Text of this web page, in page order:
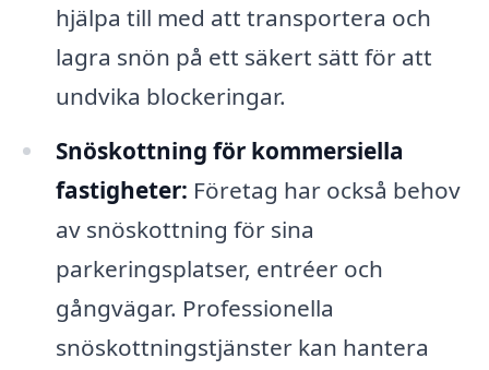
hjälpa till med att transportera och
lagra snön på ett säkert sätt för att
undvika blockeringar.
Snöskottning för kommersiella
fastigheter: Företag har också behov
av snöskottning för sina
parkeringsplatser, entréer och
gångvägar. Professionella
snöskottningstjänster kan hantera